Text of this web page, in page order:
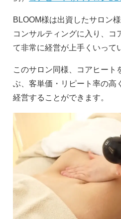
BLOOM様は出資したサロン
コンサルティングに入り、コ
て非常に経営が上手くいって
このサロン同様、コアヒート
ぶ、客単価・リピート率の高
経営することができます。